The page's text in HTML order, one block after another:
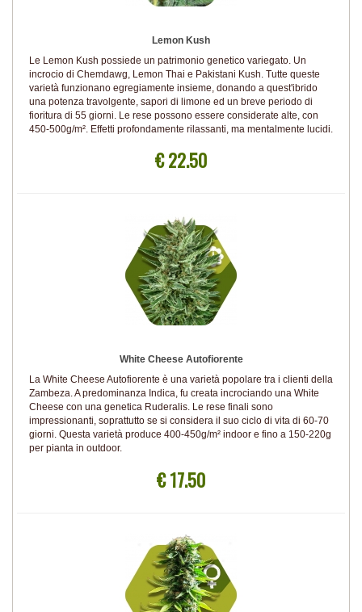
Lemon Kush
Le Lemon Kush possiede un patrimonio genetico variegato. Un
incrocio di Chemdawg, Lemon Thai e Pakistani Kush. Tutte queste
varietà funzionano egregiamente insieme, donando a quest'ibrido
una potenza travolgente, sapori di limone ed un breve periodo di
fioritura di 55 giorni. Le rese possono essere considerate alte, con
450-500g/m². Effetti profondamente rilassanti, ma mentalmente lucidi.
€ 22.50
White Cheese Autofiorente
La White Cheese Autofiorente è una varietà popolare tra i clienti della
Zambeza. A predominanza Indica, fu creata incrociando una White
Cheese con una genetica Ruderalis. Le rese finali sono
impressionanti, soprattutto se si considera il suo ciclo di vita di 60-70
giorni. Questa varietà produce 400-450g/m² indoor e fino a 150-220g
per pianta in outdoor.
€ 17.50